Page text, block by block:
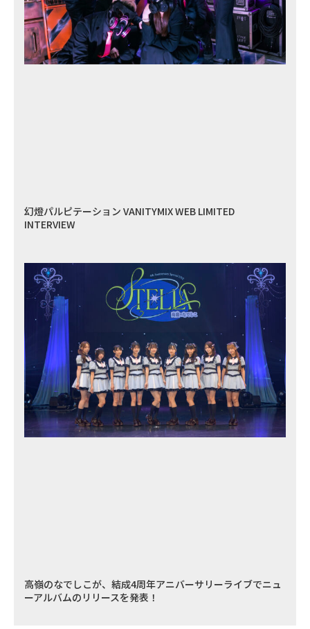
幻燈パルピテーション VANITYMIX WEB LIMITED
INTERVIEW
高嶺のなでしこが、結成4周年アニバーサリーライブでニュ
ーアルバムのリリースを発表！